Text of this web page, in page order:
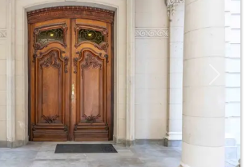
Next